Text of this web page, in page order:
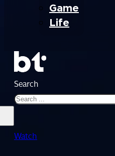
Game
Life
Search
Watch